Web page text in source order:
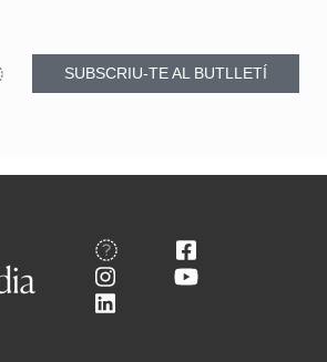
SUBSCRIU-TE AL BUTLLETÍ